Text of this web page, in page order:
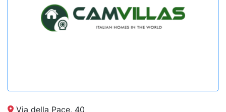
Via della Pace, 40